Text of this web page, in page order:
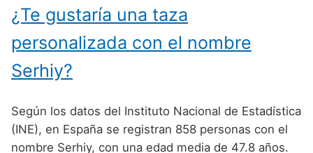
Nombres de niño que empiezan por K
Nombres de niño que empiezan por L
Nombres de niño que empiezan por M
Nombres de niño que empiezan por N
Nombres de niño que empiezan por O
Nombres de Niño Madrileños
Nombres de Niño Navarros
Nombres de Niño Riojanos
Nombres de Niño Ingleses
Nombres de Niño Italianos
Nombres de Niño Marroquíes
Nombres de Niño Portugueses
¿Te gustaría una taza
personalizada con el nombre
Serhiy?
Según los datos del Instituto Nacional de Estadística
(INE), en España se registran 858 personas con el
nombre Serhiy, con una edad media de 47.8 años.